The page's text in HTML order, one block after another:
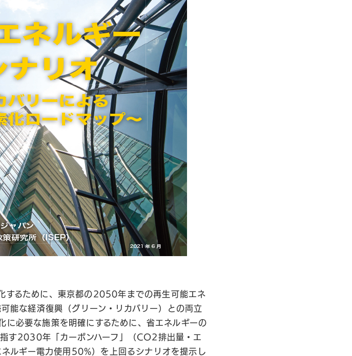
するために、東京都の2050年までの再生可能エネ
能な経済復興（グリーン・リカバリー）との両立
必要な施策を明確にするために、省エネルギーの
す2030年「カーボンハーフ」（CO2排出量・エ
ルギー電力使用50%）を上回るシナリオを提示し